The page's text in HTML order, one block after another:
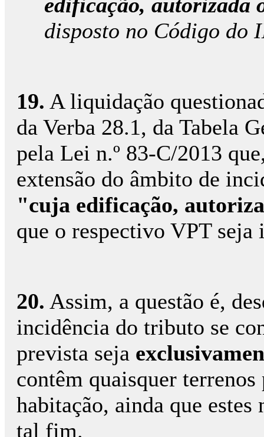
disposto no Código do
19. A liquidação
da Verba 28.1, da Tabela
pela Lei n.º 83-C/2013
extensão do âmbito de
"cuja edificação,
que o respectivo VPT
20. Assim, a questão é,
incidência do tributo se
prevista seja
contêm quaisquer
habitação, ainda que
tal fim.